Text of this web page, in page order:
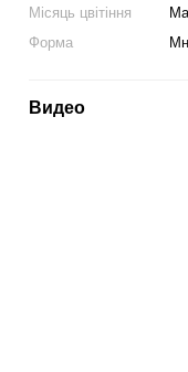
Місяць цвітіння
Форма
Видео